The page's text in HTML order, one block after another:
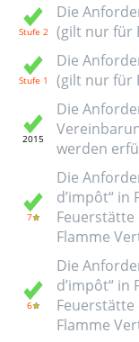
Die
(gilt nur für
Die
(gilt nur für
Die
werden
Die
d’impôt“
Flamme
Die
d’impôt“
Flamme